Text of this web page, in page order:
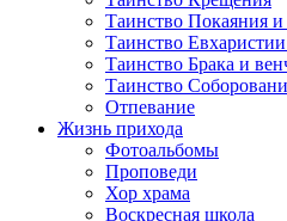
Таинство Покаяния
Таинство
Таинство Брака и
Таинство
Отпевание
Жизнь прихода
Фотоальбомы
Проповеди
Хор храма
Воскресная школа